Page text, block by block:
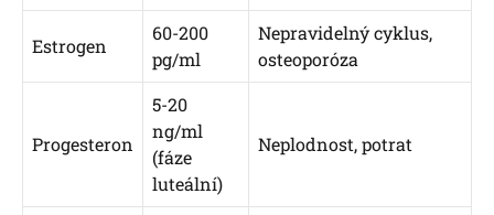
Estrogen
60-200
pg/ml
Nepravidelný cyklus,
osteoporóza
Progesteron
5-20
ng/ml
(fáze
luteální)
Neplodnost, potrat